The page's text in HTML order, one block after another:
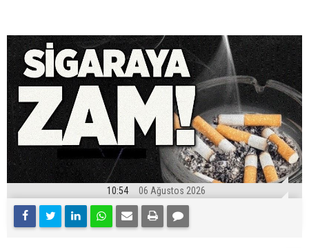
10:54 06 Ağustos 2026